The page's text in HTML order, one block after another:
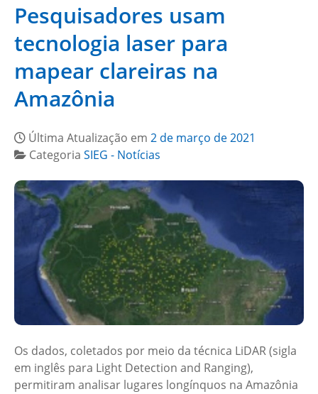
Pesquisadores usam
tecnologia laser para
mapear clareiras na
Amazônia
Última Atualização em 2 de março de 2021
Categoria SIEG - Notícias
Os dados, coletados por meio da técnica LiDAR (sigla
em inglês para Light Detection and Ranging),
permitiram analisar lugares longínquos na Amazônia